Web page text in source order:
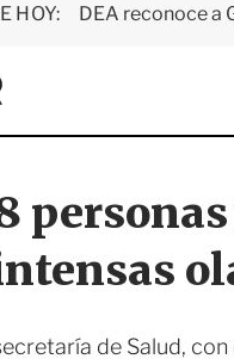
HOY: DEA reconoce a
E
x
e
i
o
de Salud,